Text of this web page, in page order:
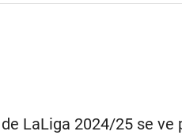
LaLiga 2024/25 se ve